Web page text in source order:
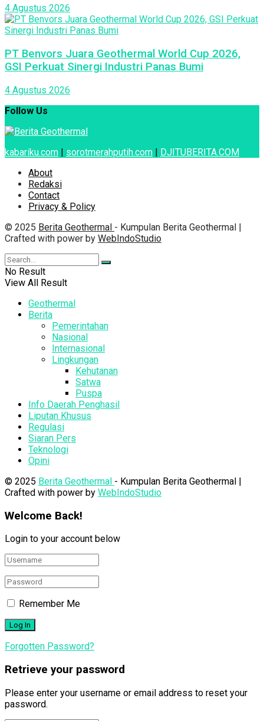
4 Agustus 2026
PT Benvors Juara Geothermal World Cup 2026,
GSI Perkuat Sinergi Industri Panas Bumi
4 Agustus 2026
Follow Us
kabariku.com | sorotmerahputih.com | DJITUBERITA.COM
About
Redaksi
Contact
Privacy & Policy
© 2025 Berita Geothermal - Kumpulan Berita Geothermal |
Crafted with power by WebIndoStudio
No Result
View All Result
Geothermal
Berita
Pemerintahan
Nasional
Internasional
Lingkungan
Kehutanan
Satwa
Puspa
Info Daerah Penghasil
Liputan Khusus
Regulasi
Siaran Pers
Teknologi
Opini
© 2025 Berita Geothermal - Kumpulan Berita Geothermal |
Crafted with power by WebIndoStudio
Welcome Back!
Login to your account below
Remember Me
Forgotten Password?
Retrieve your password
Please enter your username or email address to reset your
password.